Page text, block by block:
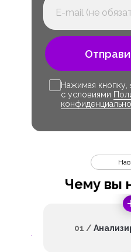
Нажимая кнопку,
с условиями
Чему вы
01 /